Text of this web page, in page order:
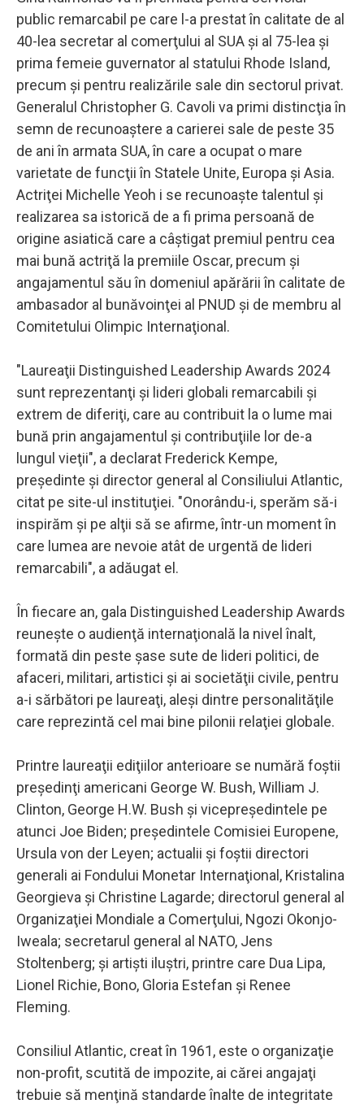
public remarcabil pe care l-a prestat în calitate de al
40-lea secretar al comerţului al SUA şi al 75-lea şi
prima femeie guvernator al statului Rhode Island,
precum şi pentru realizările sale din sectorul privat.
Generalul Christopher G. Cavoli va primi distincţia în
semn de recunoaştere a carierei sale de peste 35
de ani în armata SUA, în care a ocupat o mare
varietate de funcţii în Statele Unite, Europa şi Asia.
Actriţei Michelle Yeoh i se recunoaşte talentul şi
realizarea sa istorică de a fi prima persoană de
origine asiatică care a câştigat premiul pentru cea
mai bună actriţă la premiile Oscar, precum şi
angajamentul său în domeniul apărării în calitate de
ambasador al bunăvoinţei al PNUD şi de membru al
Comitetului Olimpic Internaţional.
"Laureaţii Distinguished Leadership Awards 2024
sunt reprezentanţi şi lideri globali remarcabili şi
extrem de diferiţi, care au contribuit la o lume mai
bună prin angajamentul şi contribuţiile lor de-a
lungul vieţii", a declarat Frederick Kempe,
preşedinte şi director general al Consiliului Atlantic,
citat pe site-ul instituţiei. "Onorându-i, sperăm să-i
inspirăm şi pe alţii să se afirme, într-un moment în
care lumea are nevoie atât de urgentă de lideri
remarcabili", a adăugat el.
În fiecare an, gala Distinguished Leadership Awards
reuneşte o audienţă internaţională la nivel înalt,
formată din peste şase sute de lideri politici, de
afaceri, militari, artistici şi ai societăţii civile, pentru
a-i sărbători pe laureaţi, aleşi dintre personalităţile
care reprezintă cel mai bine pilonii relaţiei globale.
Printre laureaţii ediţiilor anterioare se numără foştii
preşedinţi americani George W. Bush, William J.
Clinton, George H.W. Bush şi vicepreşedintele pe
atunci Joe Biden; preşedintele Comisiei Europene,
Ursula von der Leyen; actualii şi foştii directori
generali ai Fondului Monetar Internaţional, Kristalina
Georgieva şi Christine Lagarde; directorul general al
Organizaţiei Mondiale a Comerţului, Ngozi Okonjo-
Iweala; secretarul general al NATO, Jens
Stoltenberg; şi artişti iluştri, printre care Dua Lipa,
Lionel Richie, Bono, Gloria Estefan şi Renee
Fleming.
Consiliul Atlantic, creat în 1961, este o organizaţie
non-profit, scutită de impozite, ai cărei angajaţi
trebuie să menţină standarde înalte de integritate